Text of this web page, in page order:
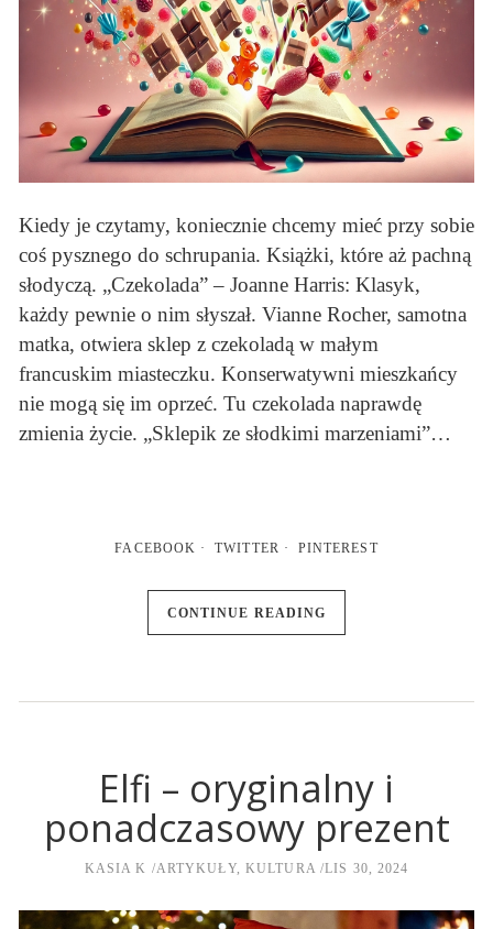
Kiedy je czytamy, koniecznie chcemy mieć przy sobie
coś pysznego do schrupania. Książki, które aż pachną
słodyczą. „Czekolada” – Joanne Harris: Klasyk,
każdy pewnie o nim słyszał. Vianne Rocher, samotna
matka, otwiera sklep z czekoladą w małym
francuskim miasteczku. Konserwatywni mieszkańcy
nie mogą się im oprzeć. Tu czekolada naprawdę
zmienia życie. „Sklepik ze słodkimi marzeniami”…
FACEBOOK TWITTER PINTEREST
CONTINUE READING
Elfi – oryginalny i
ponadczasowy prezent
KASIA K ARTYKUŁY, KULTURA LIS 30, 2024